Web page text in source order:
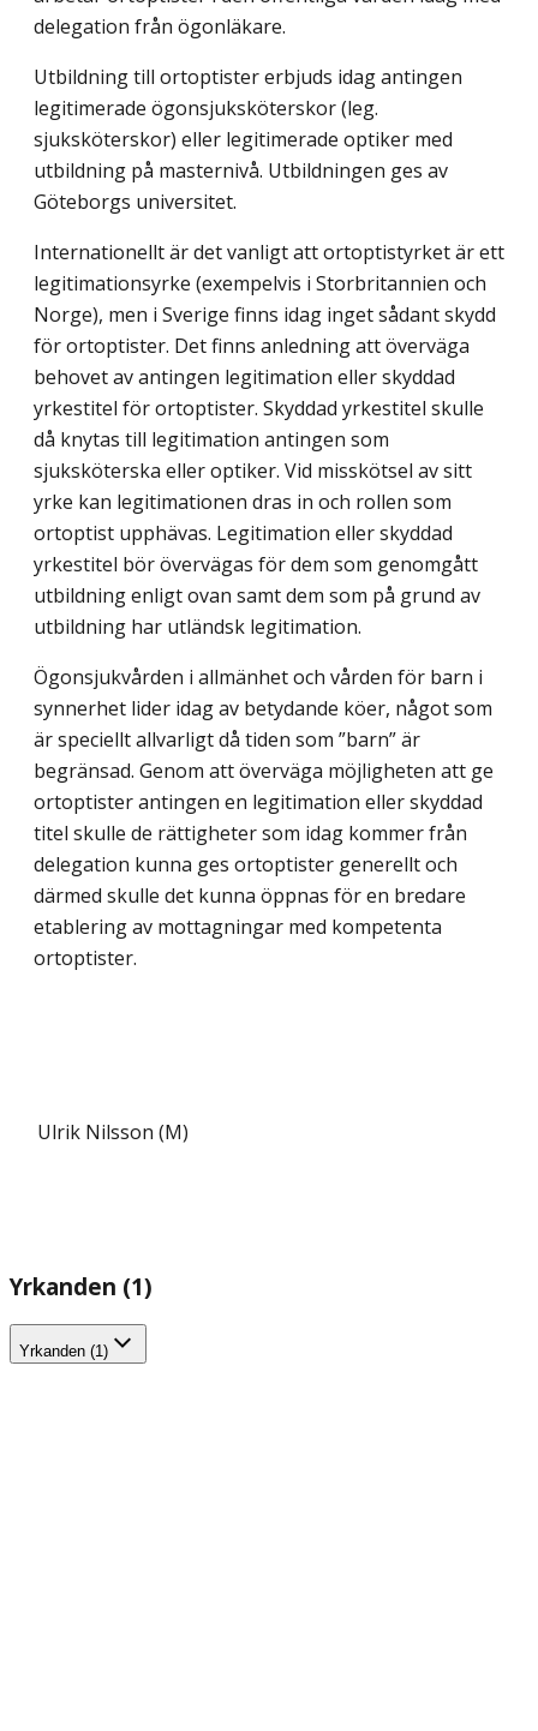
delegation från ögonläkare.
Utbildning till ortoptister erbjuds idag antingen
legitimerade ögonsjuksköterskor (leg.
sjuksköterskor) eller legitimerade optiker med
utbildning på masternivå. Utbildningen ges av
Göteborgs universitet.
Internationellt är det vanligt att ortoptistyrket är ett
legitimationsyrke (exempelvis i Storbritannien och
Norge), men i Sverige finns idag inget sådant skydd
för ortoptister. Det finns anledning att överväga
behovet av antingen legitimation eller skyddad
yrkes­titel för ortoptister. Skyddad yrkestitel skulle
då knytas till legitimation antingen som
sjuksköterska eller optiker. Vid misskötsel av sitt
yrke kan legitimationen dras in och rollen som
ortoptist upphävas. Legitimation eller skyddad
yrkestitel bör övervägas för dem som genomgått
utbildning enligt ovan samt dem som på grund av
utbildning har utländsk legitimation.
Ögonsjukvården i allmänhet och vården för barn i
synnerhet lider idag av betydande köer, något som
är speciellt allvarligt då tiden som ”barn” är
begränsad. Genom att över­väga möjligheten att ge
ortoptister antingen en legitimation eller skyddad
titel skulle de rättigheter som idag kommer från
delegation kunna ges ortoptister generellt och
därmed skulle det kunna öppnas för en bredare
etablering av mottagningar med kompetenta
ortoptister.
Ulrik Nilsson (M)
Yrkanden (1)
Yrkanden (1)